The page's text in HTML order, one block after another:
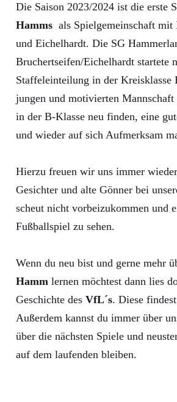
Die Saison 2023/2024 ist die erste
Hamms als Spielgemeinschaft mit
und Eichelhardt. Die SG
Bruchertseifen/Eichelhardt startete
Staffeleinteilung in der
jungen und motivierten
in der B-Klasse neu finden, eine
und wieder auf sich Aufmerksam
Hierzu freuen wir uns immer
Gesichter und alte Gönner bei
scheut nicht vorbeizukommen und
Fußballspiel zu sehen.
Wenn du neu bist und gerne mehr
Hamm lernen möchtest dann lies
Geschichte des VfL´s. Diese
Außerdem kannst du immer über
über die nächsten Spiele und
auf dem laufenden bleiben.